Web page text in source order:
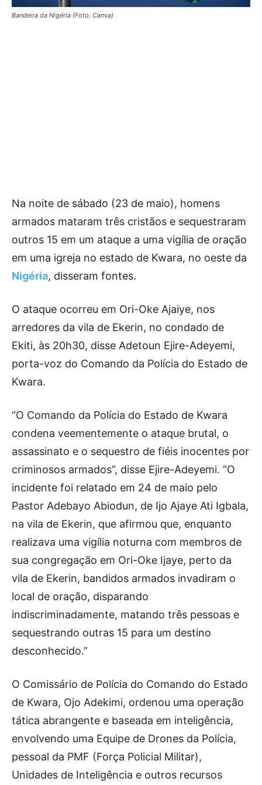
Bandeira da Nigéria (Foto: Canva)
Na noite de sábado (23 de maio), homens
armados mataram três cristãos e sequestraram
outros 15 em um ataque a uma vigília de oração
em uma igreja no estado de Kwara, no oeste da
Nigéria, disseram fontes.
O ataque ocorreu em Ori-Oke Ajaiye, nos
arredores da vila de Ekerin, no condado de
Ekiti, às 20h30, disse Adetoun Ejire-Adeyemi,
porta-voz do Comando da Polícia do Estado de
Kwara.
“O Comando da Polícia do Estado de Kwara
condena veementemente o ataque brutal, o
assassinato e o sequestro de fiéis inocentes por
criminosos armados”, disse Ejire-Adeyemi. “O
incidente foi relatado em 24 de maio pelo
Pastor Adebayo Abiodun, de Ijo Ajaye Ati Igbala,
na vila de Ekerin, que afirmou que, enquanto
realizava uma vigília noturna com membros de
sua congregação em Ori-Oke Ijaye, perto da
vila de Ekerin, bandidos armados invadiram o
local de oração, disparando
indiscriminadamente, matando três pessoas e
sequestrando outras 15 para um destino
desconhecido.”
O Comissário de Polícia do Comando do Estado
de Kwara, Ojo Adekimi, ordenou uma operação
tática abrangente e baseada em inteligência,
envolvendo uma Equipe de Drones da Polícia,
pessoal da PMF (Força Policial Militar),
Unidades de Inteligência e outros recursos